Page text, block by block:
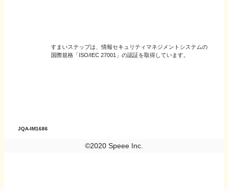
JQA-IM1686
すまいステップは、情報セキュリティマネジメントシステムの
国際規格「ISO/IEC 27001」の認証を取得しています。
©2020 Speee Inc.